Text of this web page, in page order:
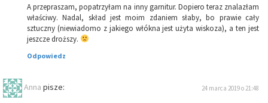
A przepraszam, popatrzyłam na inny garnitur. Dopiero teraz znalazłam
właściwy. Nadal, skład jest moim zdaniem słaby, bo prawie cały
sztuczny (niewiadomo z jakiego włókna jest użyta wiskoza), a ten jest
jeszcze droższy.
Odpowiedz
Anna pisze: 24 marca 2019 o 21:48